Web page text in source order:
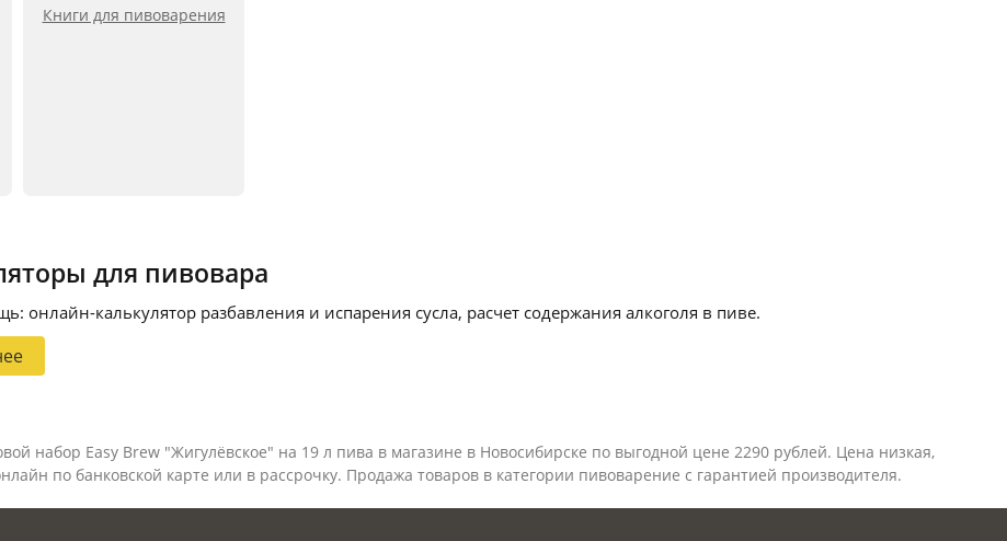
Книги для пивоварения
для пивовара
онлайн-калькулятор разбавления и испарения сусла, расчет содержания алкоголя в пиве.
набор Easy Brew "Жигулёвское" на 19 л пива в магазине в Новосибирске по выгодной цене 2290 рублей. Цена низкая,
по банковской карте или в рассрочку. Продажа товаров в категории пивоварение с гарантией производителя.